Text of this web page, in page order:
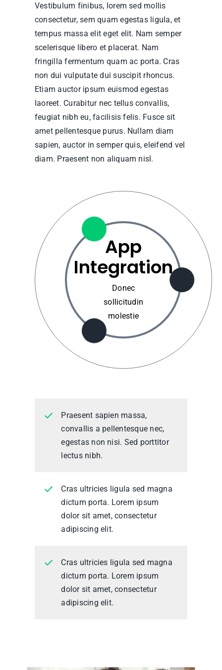
Vestibulum finibus, lorem sed mollis
consectetur, sem quam egestas ligula, et
tempus massa elit eget elit. Nam semper
scelerisque libero et placerat. Nam
fringilla fermentum quam ac porta. Cras
non dui vulputate dui suscipit rhoncus.
Etiam auctor ipsum euismod egestas
laoreet. Curabitur nec tellus convallis,
feugiat nibh eu, facilisis felis. Fusce sit
amet pellentesque purus. Nullam diam
sapien, auctor in semper quis, eleifend vel
diam. Praesent non aliquam nisl.
App
Integration
Donec
sollicitudin
molestie
Praesent sapien massa,
convallis a pellentesque nec,
egestas non nisi. Sed porttitor
lectus nibh.
Cras ultricies ligula sed magna
dictum porta. Lorem ipsum
dolor sit amet, consectetur
adipiscing elit.
Cras ultricies ligula sed magna
dictum porta. Lorem ipsum
dolor sit amet, consectetur
adipiscing elit.